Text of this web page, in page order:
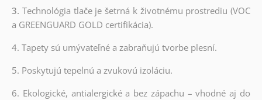
3. Technológia tlače je šetrná k životnému prostrediu (VOC
a GREENGUARD GOLD certifikácia).
4. Tapety sú umývateľné a zabraňujú tvorbe plesní.
5. Poskytujú tepelnú a zvukovú izoláciu.
6. Ekologické, antialergické a bez zápachu – vhodné aj do